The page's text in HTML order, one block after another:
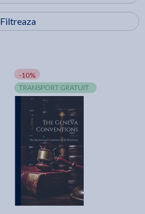
Filtreaza
-10%
TRANSPORT GRATUIT